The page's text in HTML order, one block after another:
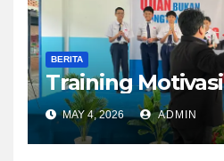
BERITA
Training Motivasi
MAY 4, 2026 ADMIN